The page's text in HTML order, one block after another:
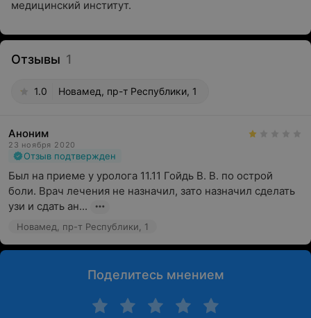
медицинский институт.
Отзывы 1
1.0 Новамед, пр-т Республики, 1
Аноним
23 ноября 2020
Отзыв подтвержден
Был на приеме у уролога 11.11 Гойдь В. В. по острой
боли. Врач лечения не назначил, зато назначил сделать
узи и сдать ан...
Новамед, пр-т Республики, 1
Поделитесь мнением